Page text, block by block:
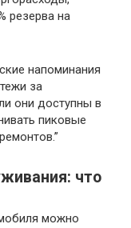
резерва на
напоминания
за
они доступны в
пиковые
что
можно